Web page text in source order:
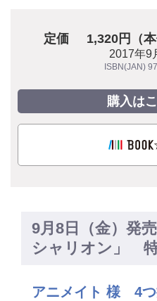
定価 1,320円（
2017年9
ISBN(JAN)
購入は
9月8日（金）発
シャリオン」
アニメイト 様 4つ